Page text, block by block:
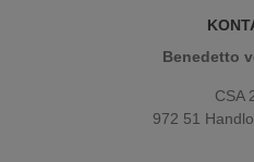
Benedetto
CSA
972 51